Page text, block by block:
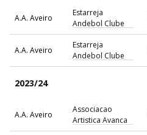
A.A. Aveiro
Estarreja
Andebol Clube
A.A. Aveiro
Estarreja
Andebol Clube
2023/24
A.A. Aveiro
Associacao
Artistica Avanca